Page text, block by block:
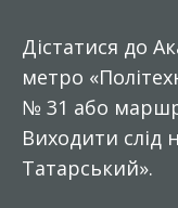
Дістатися до
метро
№ 31 або
Виходити слід
Татарський».